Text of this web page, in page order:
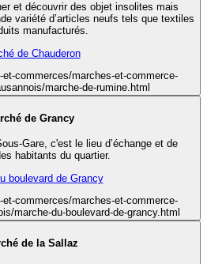
et découvrir des objet insolites mais
variété d’articles neufs tels que textiles
manufacturés.
de Chauderon
commerces/marches-et-commerce-
marche-de-rumine.html
de Grancy
Gare, c'est le lieu d’échange et de
habitants du quartier.
boulevard de Grancy
commerces/marches-et-commerce-
marche-du-boulevard-de-grancy.html
de la Sallaz